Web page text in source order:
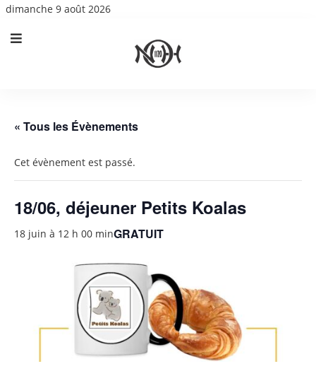
dimanche 9 août 2026
« Tous les Évènements
Cet évènement est passé.
18/06, déjeuner Petits Koalas
18 juin à 12 h 00 minGRATUIT